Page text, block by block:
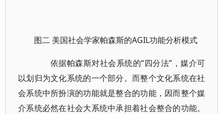
图二 美国社会学家帕森斯的AGIL功能分析模式
依据帕森斯对社会系统的“四分法”，媒介可
以划归为文化系统的一个部分。而整个文化系统在社
会系统中所扮演的功能就是整合的功能，因而整个媒
介系统必然在社会大系统中承担着社会整合的功能。